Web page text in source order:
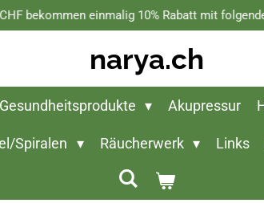
bekommen einmalig 10% Rabatt mit
narya.ch
Akupressur
Spiralen Räucherwerk Links